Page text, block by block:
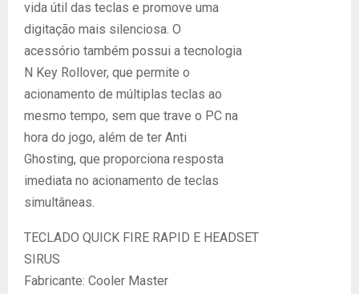
vida útil das teclas e promove uma
digitação mais silenciosa. O
acessório também possui a tecnologia
N Key Rollover, que permite o
acionamento de múltiplas teclas ao
mesmo tempo, sem que trave o PC na
hora do jogo, além de ter Anti
Ghosting, que proporciona resposta
imediata no acionamento de teclas
simultâneas.
TECLADO QUICK FIRE RAPID E HEADSET
SIRUS
Fabricante: Cooler Master